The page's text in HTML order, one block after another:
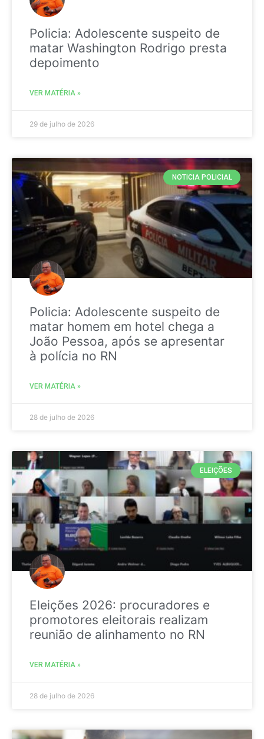
Policia: Adolescente suspeito de
matar Washington Rodrigo presta
depoimento
VER MATÉRIA »
29 de julho de 2026
NOTICIA POLICIAL
Policia: Adolescente suspeito de
matar homem em hotel chega a
João Pessoa, após se apresentar
à polícia no RN
VER MATÉRIA »
28 de julho de 2026
ELEIÇÕES
Eleições 2026: procuradores e
promotores eleitorais realizam
reunião de alinhamento no RN
VER MATÉRIA »
28 de julho de 2026